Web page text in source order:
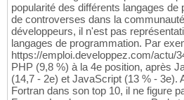
popularité des différents langages de
de controverses dans la
développeurs, il n'est pas
langages de programmation. Par
https://emploi.developpez.com/actu/
PHP (9,8 %) à la 4e position, après
(14,7 - 2e) et JavaScript (13 % - 3e).
Fortran dans son top 10, il ne figure